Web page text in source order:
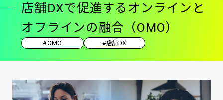
ツ
-
メ
店舗DXで促進するオンラインと
オフラインの融合（OMO）
#OMO #店舗DX